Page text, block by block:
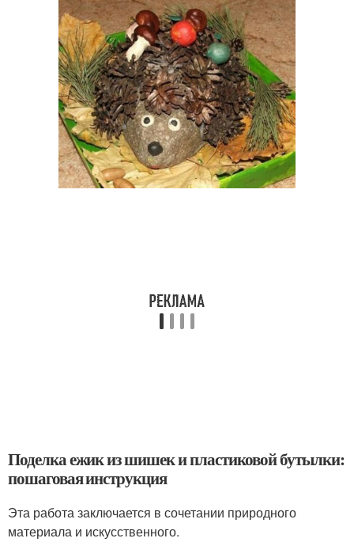
Поделка ежик из шишек и пластиковой бутылки:
пошаговая инструкция
Эта работа заключается в сочетании природного
материала и искусственного.